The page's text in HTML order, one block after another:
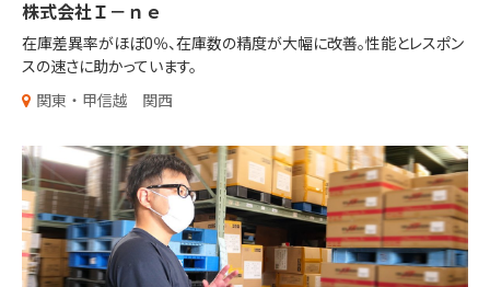
株式会社Ｉ－ｎｅ
在庫差異率がほぼ0％、在庫数の精度が大幅に改善。性能とレスポン
スの速さに助かっています。
関東・甲信越
関西